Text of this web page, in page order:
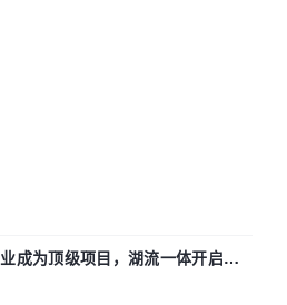
成为顶级项目，湖流一体开启
代